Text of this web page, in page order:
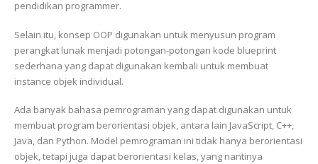
pendidikan programmer.
Selain itu, konsep OOP digunakan untuk menyusun program
perangkat lunak menjadi potongan-potongan kode blueprint
sederhana yang dapat digunakan kembali untuk membuat
instance objek individual.
Ada banyak bahasa pemrograman yang dapat digunakan untuk
membuat program berorientasi objek, antara lain JavaScript, C++,
Java, dan Python. Model pemrograman ini tidak hanya berorientasi
objek, tetapi juga dapat berorientasi kelas, yang nantinya